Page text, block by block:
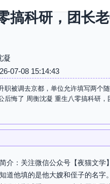
搞科研，团长
凝
07-08 15:14:43
职被调去京都，单位允许填写两个
后悔了 周衡沈凝 重生八零搞科研，
介：关注微信公众号【夜猫文
道他填的是他大嫂和侄子的